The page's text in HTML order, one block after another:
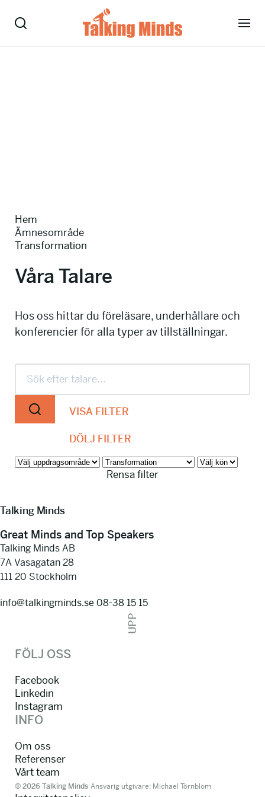
Kontakt
08-38 15 15
info@talkingminds.se
Hem
Ämnesområde
Transformation
Våra Talare
Hos oss hittar du föreläsare, underhållare och
konferencier för alla typer av tillställningar.
VISA FILTER
DÖLJ FILTER
Rensa filter
Talking Minds
Great Minds and Top Speakers
Talking Minds AB
7A Vasagatan 28
111 20 Stockholm
info@talkingminds.se 08-38 15 15
UPP
FÖLJ OSS
Facebook
Linkedin
Instagram
INFO
Om oss
Referenser
Vårt team
© 2026 Talking Minds Ansvarig utgivare: Michael Törnblom